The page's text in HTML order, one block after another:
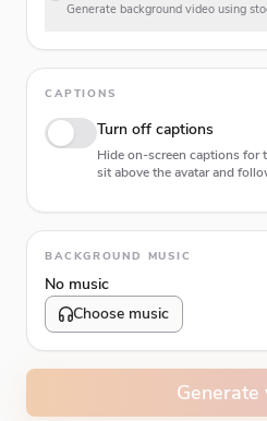
Generate background video using
CAPTIONS
Turn off captions
Hide on-screen captions for
sit above the avatar and
Animation type
BACKGROUND MUSIC
No music
Choose music
Generate